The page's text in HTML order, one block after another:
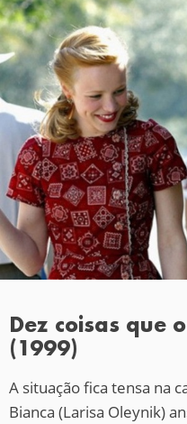
Dez coisas que
(1999)
A situação fica tensa na
Bianca (Larisa Oleynik)